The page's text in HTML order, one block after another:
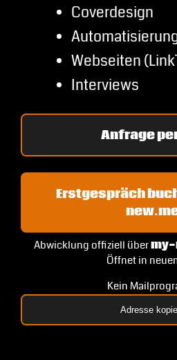
Coverdesign
Webseiten
Interviews
Anfrage
Erstgespräch
Abwicklung offiziell übermy-
Öffnet in
Kein
Adresse